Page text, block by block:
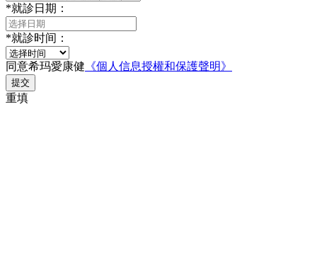
*就診日期：
*就診时间：
同意希玛愛康健 《個人信息授權和保護聲明》
提交
重填